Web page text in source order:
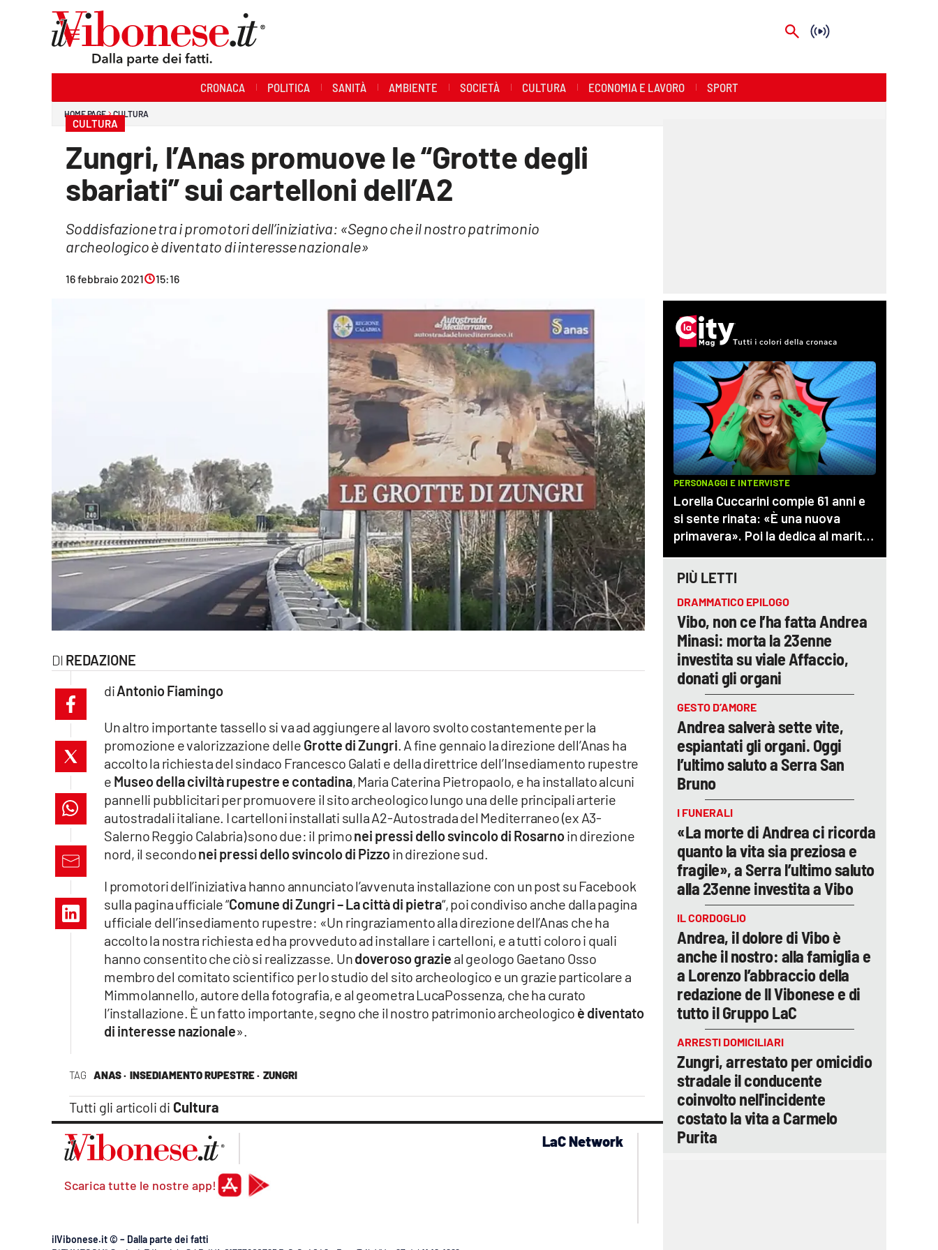
cosenzachannel.it
ilvibonese.it
catanzarochannel.it
lacapitalenews.it
Vai
CRONACA POLITICA SANITÀ AMBIENTE SOCIETÀ CULTURA ECONOMIA E LAVORO SPORT
HOME PAGE CULTURA
CULTURA
Zungri, l’Anas promuove le “Grotte degli
sbariati” sui cartelloni dell’A2
Soddisfazione tra i promotori dell’iniziativa: «Segno che il nostro patrimonio
archeologico è diventato di interesse nazionale»
16 febbraio 2021 15:16
REDAZIONE
TAG ANAS · INSEDIAMENTO RUPESTRE · ZUNGRI
Tutti gli articoli di Cultura
diAntonio Fiamingo
Un altro importante tassello si va ad aggiungere al lavoro svolto costantemente per la
promozione e valorizzazione delle Grotte di Zungri. A fine gennaio la direzione dell’Anas ha
accolto la richiesta del sindaco Francesco Galati e della direttrice dell’Insediamento rupestre
e Museo della civiltà rupestre e contadina, Maria Caterina Pietropaolo, e ha installato alcuni
pannelli pubblicitari per promuovere il sito archeologico lungo una delle principali arterie
autostradali italiane. I cartelloni installati sulla A2-Autostrada del Mediterraneo (ex A3-
Salerno Reggio Calabria) sono due: il primonei pressi dello svincolo di Rosarnoin direzione
nord, il secondonei pressi dello svincolo di Pizzoin direzione sud.
I promotori dell’iniziativa hanno annunciato l’avvenuta installazione con un post su Facebook
sulla pagina ufficiale “Comune di Zungri – La città di pietra“, poi condiviso anche dalla pagina
ufficiale dell’insediamento rupestre: «Un ringraziamento alla direzione dell’Anas che ha
accolto la nostra richiesta ed ha provveduto ad installare i cartelloni, e a tutti coloro i quali
hanno consentito che ciò si realizzasse. Undoveroso grazie al geologo Gaetano Osso
membro del comitato scientifico per lo studio del sito archeologico e un grazie particolare a
MimmoIannello, autore della fotografia, e al geometra LucaPossenza, che ha curato
l’installazione. È un fatto importante, segno che il nostro patrimonio archeologico è diventato
di interesse nazionale».
PIÙ LETTI
DRAMMATICO EPILOGO
Vibo, non ce l’ha fatta Andrea
Minasi: morta la 23enne
investita su viale Affaccio,
donati gli organi
GESTO D’AMORE
Andrea salverà sette vite,
espiantati gli organi. Oggi
l’ultimo saluto a Serra San
Bruno
I FUNERALI
«La morte di Andrea ci ricorda
quanto la vita sia preziosa e
fragile», a Serra l’ultimo saluto
alla 23enne investita a Vibo
IL CORDOGLIO
Andrea, il dolore di Vibo è
anche il nostro: alla famiglia e
a Lorenzo l’abbraccio della
redazione de Il Vibonese e di
tutto il Gruppo LaC
ARRESTI DOMICILIARI
Zungri, arrestato per omicidio
stradale il conducente
coinvolto nell'incidente
costato la vita a Carmelo
Purita
Scarica tutte le nostre app!
LaC Network
lacplay.it
ilVibonese.it © – Dalla parte dei fatti